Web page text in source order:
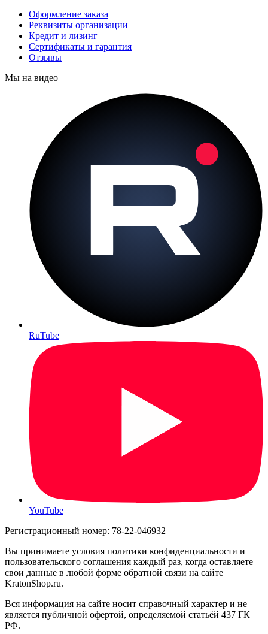
Оформление заказа
Реквизиты организации
Кредит и лизинг
Сертификаты и гарантия
Отзывы
Мы на видео
RuTube
YouTube
Регистрационный номер: 78-22-046932
Вы принимаете условия политики конфиденциальности и
пользовательского соглашения каждый раз, когда оставляете
свои данные в любой форме обратной связи на сайте
KratonShop.ru.
Вся информация на сайте носит справочный характер и не
является публичной офертой, определяемой статьёй 437 ГК
РФ.